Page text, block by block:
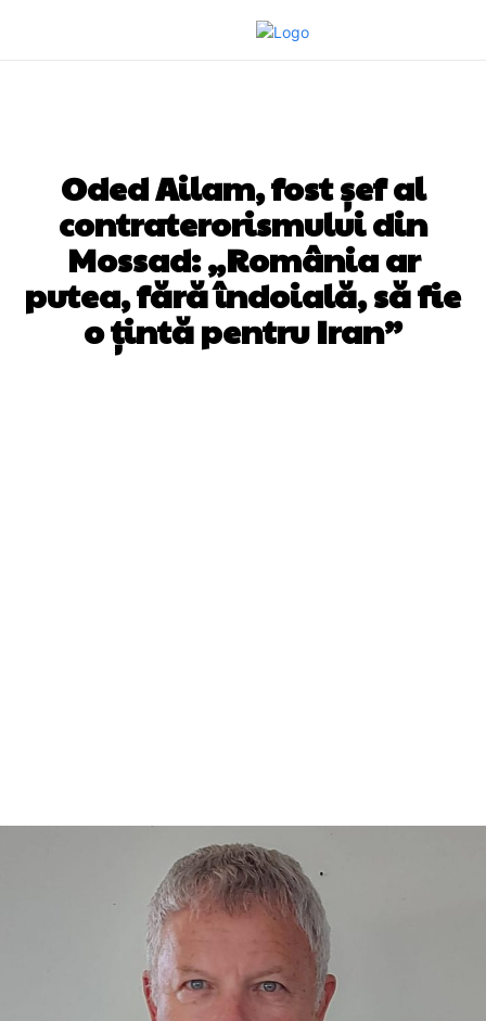
Oded Ailam, fost șef al
contraterorismului din
Mossad: „România ar
putea, fără îndoială, să fie
o țintă pentru Iran”